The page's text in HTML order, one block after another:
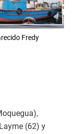
Fredy
(62) y